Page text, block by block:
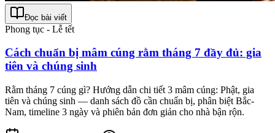
Đọc bài viết
Phong tục - Lễ tết
Cách chuẩn bị mâm cúng rằm tháng 7 đầy đủ: gia
tiên và chúng sinh
Rằm tháng 7 cúng gì? Hướng dẫn chi tiết 3 mâm cúng: Phật, gia
tiên và chúng sinh — danh sách đồ cần chuẩn bị, phân biệt Bắc-
Nam, timeline 3 ngày và phiên bản đơn giản cho nhà bận rộn.